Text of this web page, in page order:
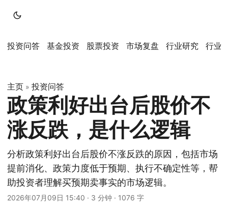
投资问答 基金投资 股票投资 市场复盘 行业研究 行业
主页 » 投资问答
政策利好出台后股价不
涨反跌，是什么逻辑
分析政策利好出台后股价不涨反跌的原因，包括市场
提前消化、政策力度低于预期、执行不确定性等，帮
助投资者理解买预期卖事实的市场逻辑。
2026年07月09日 15:40 · 3 分钟 · 1076 字